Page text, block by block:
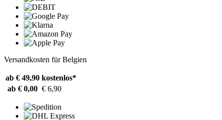
Versandkosten für Belgien
ab € 49,90 kostenlos*
ab € 0,00 € 6,90